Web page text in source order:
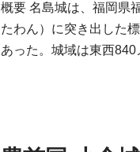
概要 名島城は、福岡県
たわん）に突き出した
あった。城域は東西